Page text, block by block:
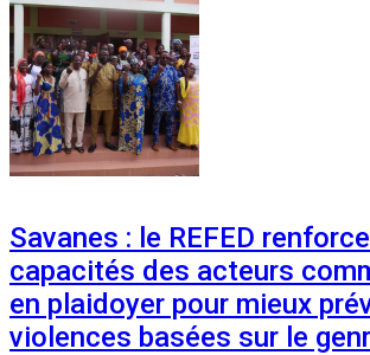
Savanes : le REFED
capacités des acteurs
en plaidoyer pour mieux
violences basées sur le